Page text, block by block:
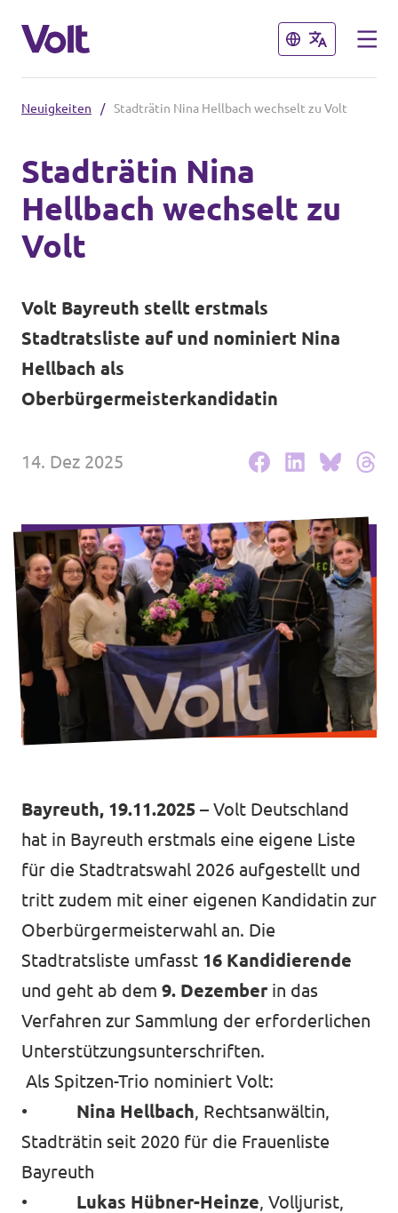
Schließen
Lokale Teams
Volt in Deutschland
Volt in deinem Bundesland
Volt Deutschland Merchandise Shop
Schließen
Programm
Über Volt
Menschen
Neuigkeiten
Mache bei uns mit!
Deine Spende für Volt!
In Bayern vor Ort
Datenschutz
Impressum
Kontakt
Neuigkeiten / Stadträtin Nina Hellbach wechselt zu Volt
Stadträtin Nina
Hellbach wechselt zu
Volt
Volt Bayreuth stellt erstmals
Stadtratsliste auf und nominiert Nina
Hellbach als
Oberbürgermeisterkandidatin
14. Dez 2025
Bayreuth, 19.11.2025 – Volt Deutschland
hat in Bayreuth erstmals eine eigene Liste
für die Stadtratswahl 2026 aufgestellt und
tritt zudem mit einer eigenen Kandidatin zur
Oberbürgermeisterwahl an. Die
Stadtratsliste umfasst 16 Kandidierende
und geht ab dem 9. Dezemberin das
Verfahren zur Sammlung der erforderlichen
Unterstützungsunterschriften.
Als Spitzen-Trio nominiert Volt:
• Nina Hellbach, Rechtsanwältin,
Stadträtin seit 2020 für die Frauenliste
Bayreuth
• Lukas Hübner-Heinze, Volljurist,